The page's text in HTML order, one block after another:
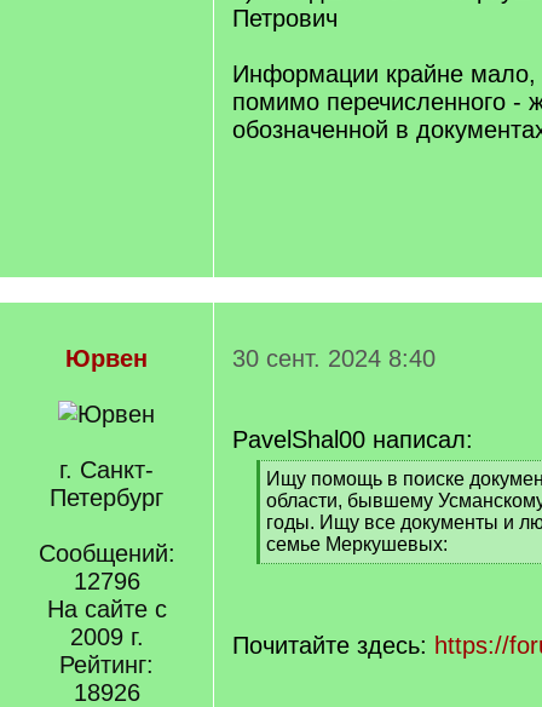
Петрович
Информации крайне мало,
помимо перечисленного -
обозначенной в
Юрвен
г. Санкт-
Петербург
Сообщений:
12796
На сайте с
2009 г.
Рейтинг:
18926
30 сент. 2024 8:40
PavelShal00 написал:
[
q
]
Ищу помощь в поиске
области, бывшему
годы. Ищу все документы и
семье Меркушевых:
[
Почитайте здесь: https://